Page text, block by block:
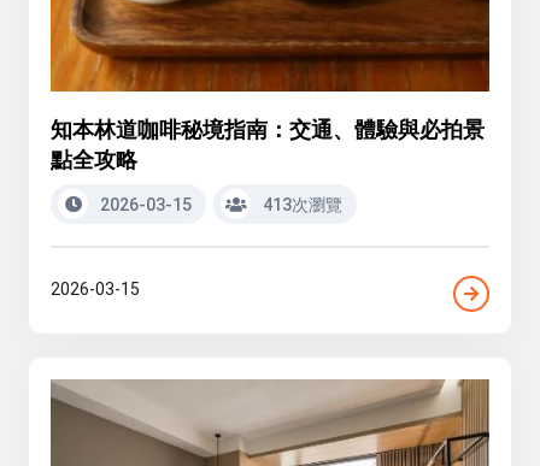
知本林道咖啡秘境指南：交通、體驗與必拍景
點全攻略
2026-03-15 413次瀏覽
2026-03-15